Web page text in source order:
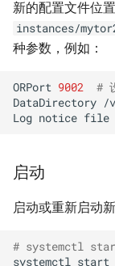
新的配置文件位
instances/
种参数，例如：
ORPort 9002
#
DataDirectory /
Log notice file
启动
启动或重新启动
# systemctl
systemctl start